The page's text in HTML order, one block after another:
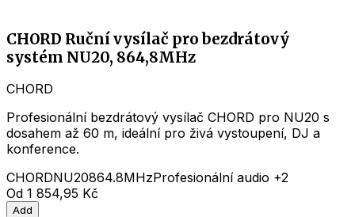
CHORD Ruční vysílač pro bezdrátový
systém NU20, 864,8MHz
CHORD
Profesionální bezdrátový vysílač CHORD pro NU20 s
dosahem až 60 m, ideální pro živá vystoupení, DJ a
konference.
CHORDNU20864.8MHzProfesionální audio +2
Od 1 854,95 Kč
Add